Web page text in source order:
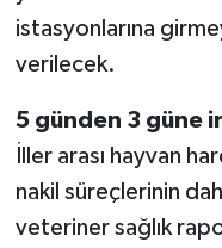
istasyonlarına
verilecek.
5 günden 3 güne
İller arası hayvan
nakil süreçlerinin
veteriner sağlık